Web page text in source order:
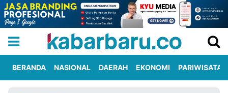
BERANDA NASIONAL DAERAH EKONOMI PARIWISATA